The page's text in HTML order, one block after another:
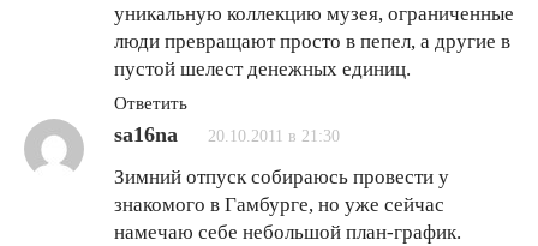
уникальную коллекцию музея, ограниченные
люди превращают просто в пепел, а другие в
пустой шелест денежных единиц.
Ответить
sa16na 20.10.2011 в 21:30
Зимний отпуск собираюсь провести у
знакомого в Гамбурге, но уже сейчас
намечаю себе небольшой план-график.